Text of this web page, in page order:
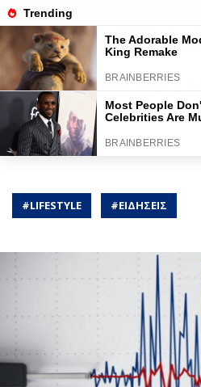
ΕΚΤΑΚΤΟ ΤΩΡΑ –
ΣΕΙΣΜΟΣ
ΕΛΛΑΔΑ
#LIFESTYLE #ΕΙΔΗΣΕΙΣ